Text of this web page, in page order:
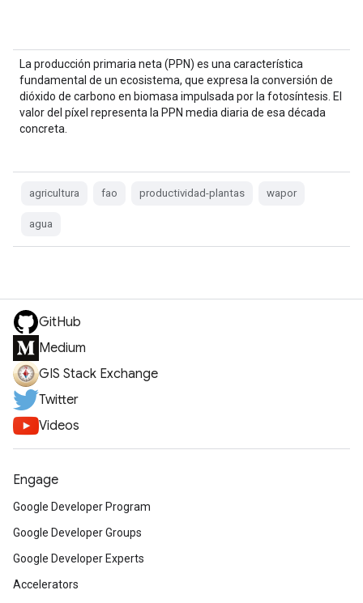
La producción primaria neta (PPN) es una característica
fundamental de un ecosistema, que expresa la conversión de
dióxido de carbono en biomasa impulsada por la fotosíntesis. El
valor del píxel representa la PPN media diaria de esa década
concreta.
agricultura fao productividad-plantas wapor
agua
GitHub
Medium
GIS Stack Exchange
Twitter
Videos
Engage
Google Developer Program
Google Developer Groups
Google Developer Experts
Accelerators